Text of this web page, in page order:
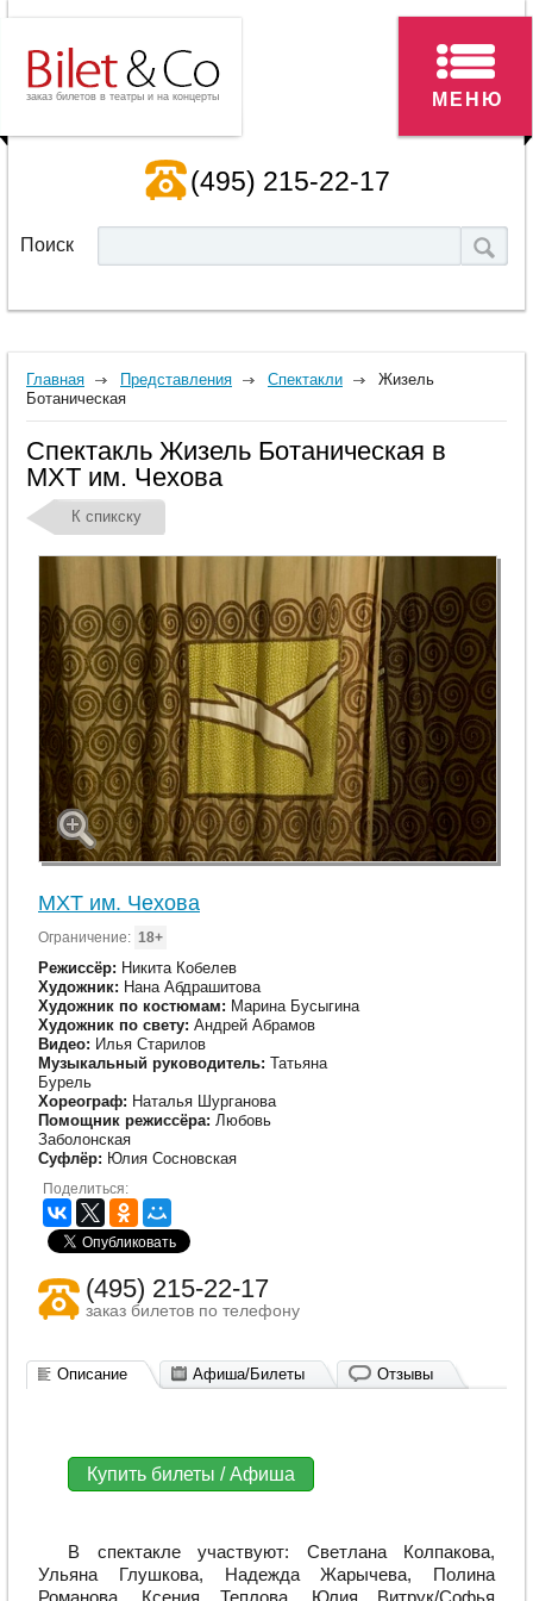
заказ билетов в театры и на концерты
(495) 215-22-17
Поиск
МЕНЮ
Главная Представления Спектакли
Жизель
Ботаническая
Спектакль Жизель Ботаническая в
МХТ им. Чехова
К спикску
МХТ им. Чехова
Ограничение: 18+
Режиссёр: Никита Кобелев
Художник: Нана Абдрашитова
Художник по костюмам: Марина Бусыгина
Художник по свету: Андрей Абрамов
Видео: Илья Старилов
Музыкальный руководитель: Татьяна
Бурель
Хореограф: Наталья Шурганова
Помощник режиссёра: Любовь
Заболонская
Суфлёр: Юлия Сосновская
Поделиться:
(495) 215-22-17
заказ билетов по телефону
Описание Афиша/Билеты Отзывы
Купить билеты / Афиша
В спектакле участвуют: Светлана Колпакова,
Ульяна Глушкова, Надежда Жарычева, Полина
Романова, Ксения Теплова, Юлия Витрук/Софья